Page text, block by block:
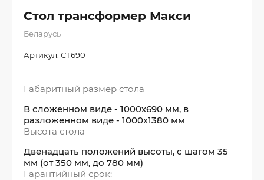
Стол трансформер Макси
Беларусь
Артикул: СТ690
Габаритный размер стола
В сложенном виде - 1000х690 мм, в
разложенном виде - 1000х1380 мм
Высота стола
Двенадцать положений высоты, с шагом 35
мм (от 350 мм, до 780 мм)
Гарантийный срок: